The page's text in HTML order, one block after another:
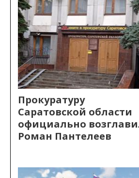
Прокуратуру
Саратовской области
официально
Роман Пантелеев